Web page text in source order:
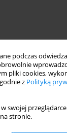
podczas
pliki cookies,
z Polityką
swojej
stronie.